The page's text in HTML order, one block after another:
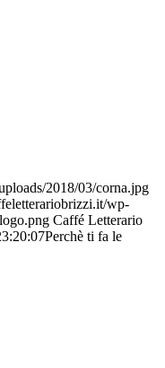
2018/03/corna.jpg
wp-
Caffé Letterario
Perchè ti fa le